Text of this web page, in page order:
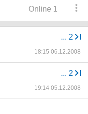
Online 1
... 2
18:15 06.12.2008
... 2
19:14 05.12.2008